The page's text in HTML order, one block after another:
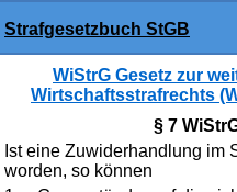
Strafgesetzbuch StGB
WiStrG Gesetz zur
Wirtschaftsstrafrechts
§ 7
Ist eine Zuwiderhandlung im
worden, so können